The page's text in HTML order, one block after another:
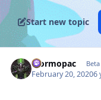
Start new topic
Eformopac
February 20, 20206